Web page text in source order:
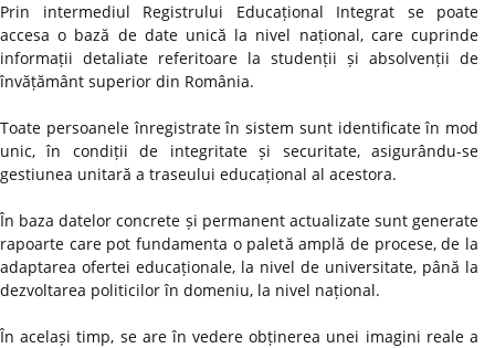
Prin intermediul Registrului Educațional Integrat se poate
accesa o bază de date unică la nivel național, care cuprinde
informații detaliate referitoare la studenții și absolvenții de
învățământ superior din România.
Toate persoanele înregistrate în sistem sunt identificate în mod
unic, în condiții de integritate și securitate, asigurându-se
gestiunea unitară a traseului educațional al acestora.
În baza datelor concrete și permanent actualizate sunt generate
rapoarte care pot fundamenta o paletă amplă de procese, de la
adaptarea ofertei educaționale, la nivel de universitate, până la
dezvoltarea politicilor în domeniu, la nivel național.
În același timp, se are în vedere obținerea unei imagini reale a